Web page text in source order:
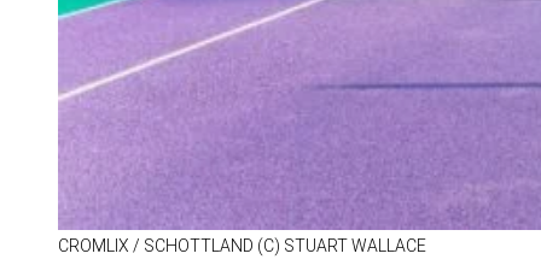
CROM­LIX /​ SCHOTT­LAND (C) STUART WAL­LACE